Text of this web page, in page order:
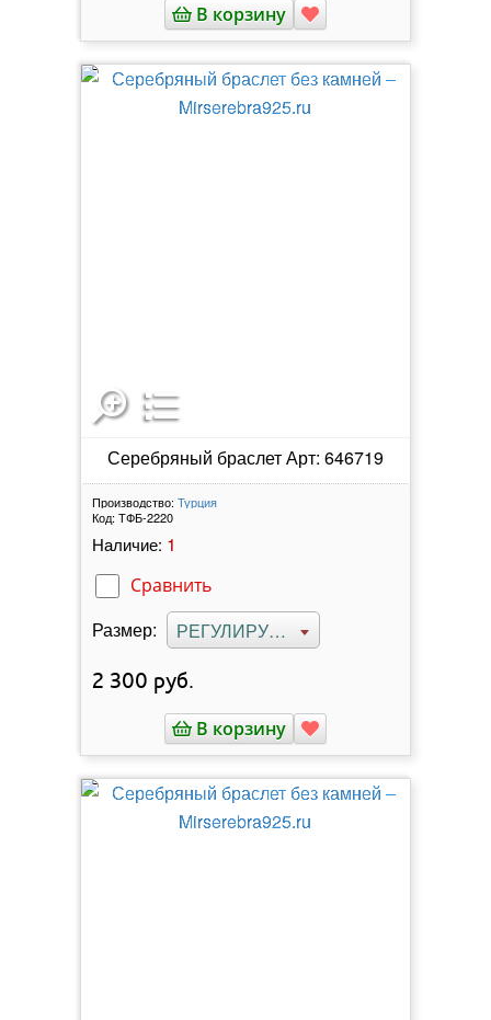
В корзину
Серебряный браслет Арт: 646719
Производство: Турция
Код: ТФБ-2220
Наличие: 1
Сравнить
Размер: РЕГУЛИРУЕМЫЙ
2 300 руб.
В корзину